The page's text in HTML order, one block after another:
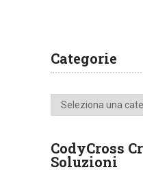
Categorie
Categorie
CodyCross
Soluzioni